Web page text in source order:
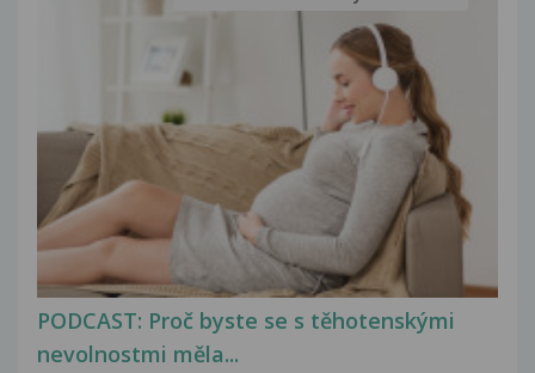
PODCAST: Proč byste se s těhotenskými
nevolnostmi měla...